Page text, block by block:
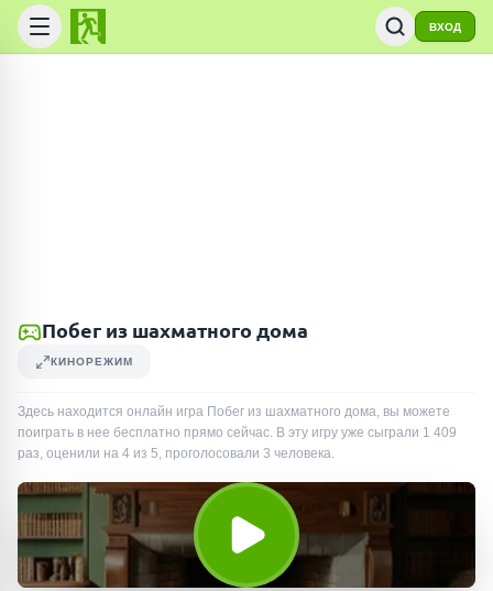
ВХОД
Побег из шахматного дома
КИНОРЕЖИМ
Здесь находится онлайн игра Побег из шахматного дома, вы можете
поиграть в нее бесплатно прямо сейчас. В эту игру уже сыграли 1 409
раз, оценили на 4 из 5, проголосовали 3 человека.